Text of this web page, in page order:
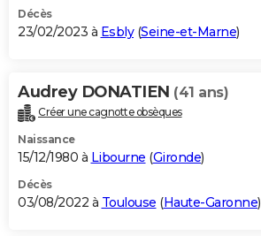
Décès
23/02/2023 à Esbly(Seine-et-Marne)
Audrey DONATIEN (41 ans)
Créer une cagnotte obsèques
Naissance
15/12/1980 à Libourne (Gironde)
Décès
03/08/2022 à Toulouse (Haute-Garonne)